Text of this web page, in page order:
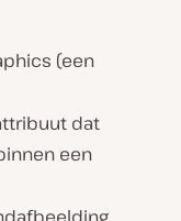
(een
dat
een